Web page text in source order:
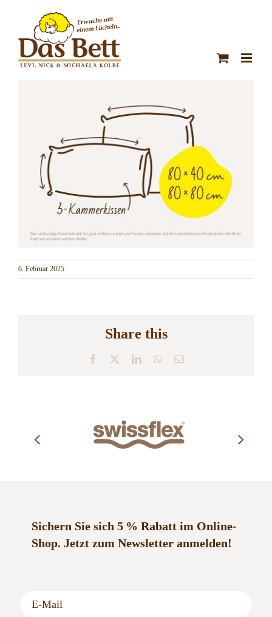
6. Februar 2025
Share this
Facebook LinkedInWhatsApp
E-
Sichern Sie sich 5 % Rabatt im Online-
Shop. Jetzt zum Newsletter anmelden!